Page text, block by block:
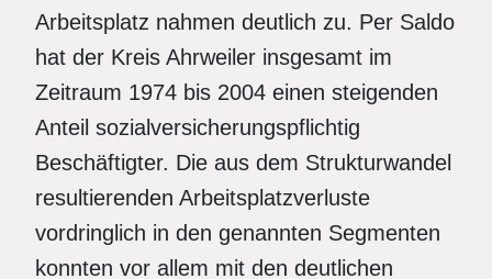
Arbeitsplatz nahmen deutlich zu. Per Saldo
hat der Kreis Ahrweiler insgesamt im
Zeitraum 1974 bis 2004 einen steigenden
Anteil sozialversicherungspflichtig
Beschäftigter. Die aus dem Strukturwandel
resultierenden Arbeitsplatzverluste
vordringlich in den genannten Segmenten
konnten vor allem mit den deutlichen